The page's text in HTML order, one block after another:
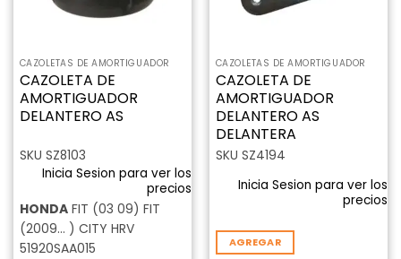
CAZOLETAS DE AMORTIGUADOR
CAZOLETA DE
AMORTIGUADOR
DELANTERO AS
SKU SZ8103
Inicia Sesion para ver los
precios
HONDAFIT (03 09) FIT
(2009... ) CITY HRV
51920SAA015
CAZOLETAS DE AMORTIGUADOR
CAZOLETA DE
AMORTIGUADOR
DELANTERO AS
DELANTERA
SKU SZ4194
Inicia Sesion para ver los
precios
AGREGAR